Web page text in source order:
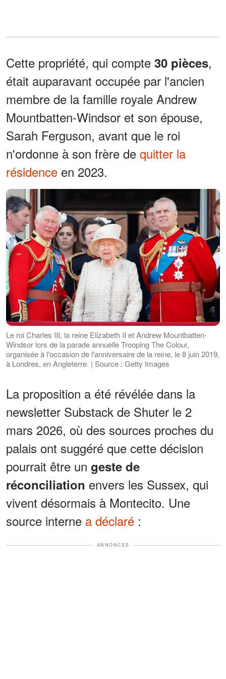
Cette propriété, qui compte 30 pièces,
était auparavant occupée par l'ancien
membre de la famille royale Andrew
Mountbatten-Windsor et son épouse,
Sarah Ferguson, avant que le roi
n'ordonne à son frère de quitter la
résidence en 2023.
Le roi Charles III, la reine Elizabeth II et Andrew Mountbatten-
Windsor lors de la parade annuelle Trooping The Colour,
organisée à l'occasion de l'anniversaire de la reine, le 8 juin 2019,
à Londres, en Angleterre. | Source : Getty Images
La proposition a été révélée dans la
newsletter Substack de Shuter le 2
mars 2026, où des sources proches du
palais ont suggéré que cette décision
pourrait être un geste de
réconciliation envers les Sussex, qui
vivent désormais à Montecito. Une
source interne a déclaré :
ANNONCES